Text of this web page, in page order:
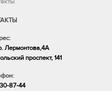
Лермонтова,4А
проспект, 141
87-44